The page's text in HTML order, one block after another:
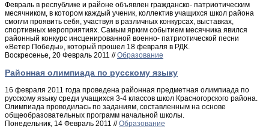
Февраль в республике и районе объявлен гражданско- патриотическим
месячником, в котором каждый ученик, коллектив учащихся школ района
смогли проявить себя, участвуя в различных конкурсах, выставках,
спортивных мероприятиях. Самым ярким событием месячника явился
районный конкурс инсценированной военно- патриотической песни
«Ветер Победы», который прошел 18 февраля в РДК.
Воскресенье, 20 Февраль 2011 //Образование
Районная олимпиада по русскому языку
16 февраля 2011 года проведена районная предметная олимпиада по
русскому языку среди учащихся 3-4 классов школ Красногорского района.
Олимпиада проводилась по заданиям, составленным на основе
общеобразовательных программ начальной школы.
Понедельник, 14 Февраль 2011 //Образование